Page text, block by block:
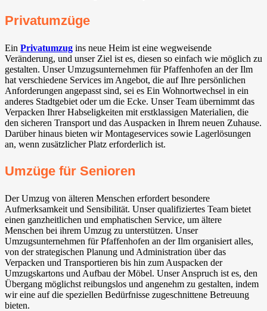
Privatumzüge
Ein Privatumzug ins neue Heim ist eine wegweisende
Veränderung, und unser Ziel ist es, diesen so einfach wie möglich zu
gestalten. Unser Umzugsunternehmen für Pfaffenhofen an der Ilm
hat verschiedene Services im Angebot, die auf Ihre persönlichen
Anforderungen angepasst sind, sei es Ein Wohnortwechsel in ein
anderes Stadtgebiet oder um die Ecke. Unser Team übernimmt das
Verpacken Ihrer Habseligkeiten mit erstklassigen Materialien, die
den sicheren Transport und das Auspacken in Ihrem neuen Zuhause.
Darüber hinaus bieten wir Montageservices sowie Lagerlösungen
an, wenn zusätzlicher Platz erforderlich ist.
Umzüge für Senioren
Der Umzug von älteren Menschen erfordert besondere
Aufmerksamkeit und Sensibilität. Unser qualifiziertes Team bietet
einen ganzheitlichen und emphatischen Service, um ältere
Menschen bei ihrem Umzug zu unterstützen. Unser
Umzugsunternehmen für Pfaffenhofen an der Ilm organisiert alles,
von der strategischen Planung und Administration über das
Verpacken und Transportieren bis hin zum Auspacken der
Umzugskartons und Aufbau der Möbel. Unser Anspruch ist es, den
Übergang möglichst reibungslos und angenehm zu gestalten, indem
wir eine auf die speziellen Bedürfnisse zugeschnittene Betreuung
bieten.